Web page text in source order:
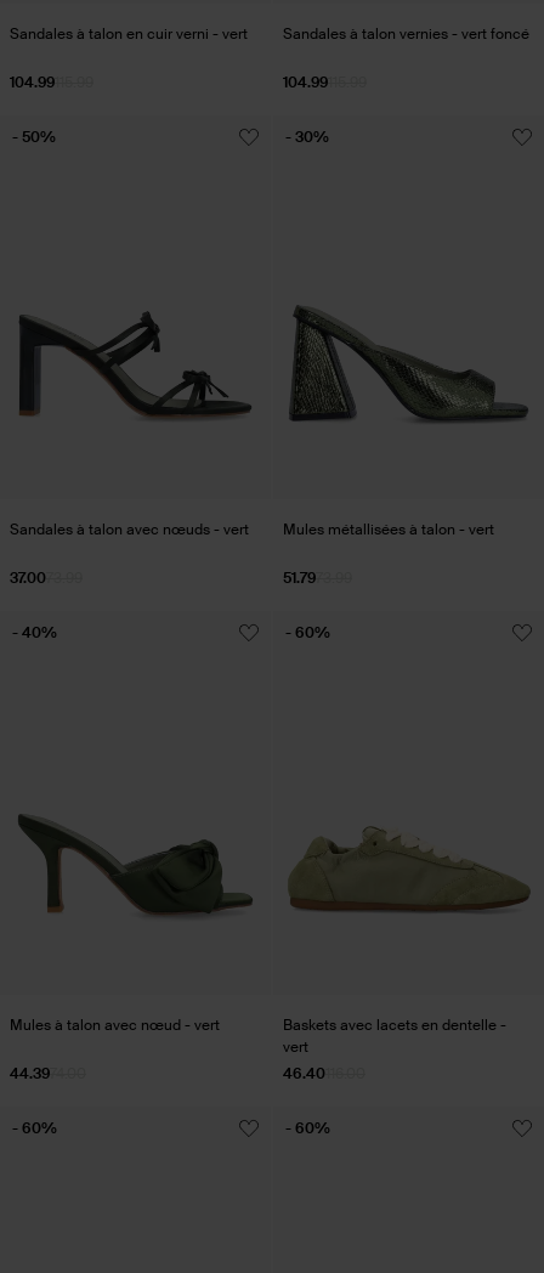
Sandales à talon en cuir verni - vert
104.99
Sandales à talon vernies - vert foncé
104.99
Sandales à talon avec nœuds - vert
37.00
- 50%
Mules métallisées à talon - vert
51.79
- 30%
Mules à talon avec nœud - vert
44.39
- 40%
Baskets avec lacets en dentelle -
vert
46.40
- 60%
- 60% - 60%